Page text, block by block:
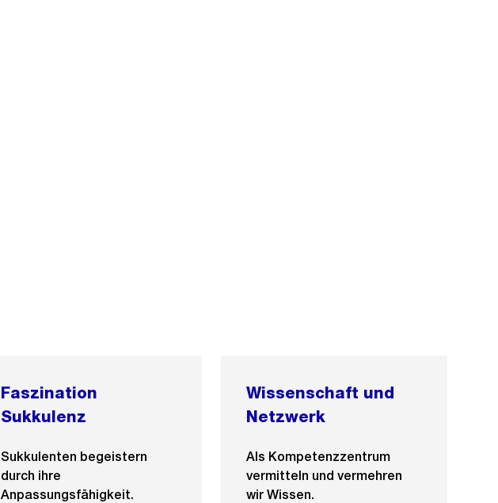
Faszination
Sukkulenz
Sukkulenten begeistern
durch ihre
Anpassungsfähigkeit.
Wissenschaft und
Netzwerk
Als Kompetenzzentrum
vermitteln und vermehren
wir Wissen.